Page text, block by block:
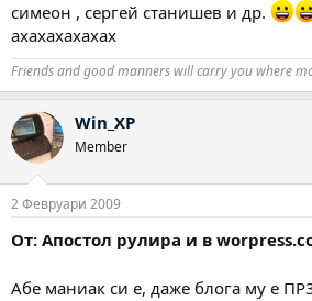
симеон , сергей станишев и др.
axaxaxaxaxax
Friends and good manners will carry you where
Win_XP
Member
2 Февруари 2009
От: Апостол рулира и в
Абе маниак си е, даже блога му е